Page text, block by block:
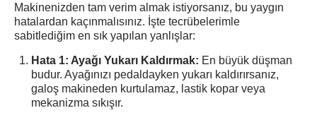
Makinenizden tam verim almak istiyorsanız, bu yaygın
hatalardan kaçınmalısınız. İşte tecrübelerimle
sabitlediğim en sık yapılan yanlışlar:
Hata 1: Ayağı Yukarı Kaldırmak: En büyük düşman
budur. Ayağınızı pedaldayken yukarı kaldırırsanız,
galoş makineden kurtulamaz, lastik kopar veya
mekanizma sıkışır.